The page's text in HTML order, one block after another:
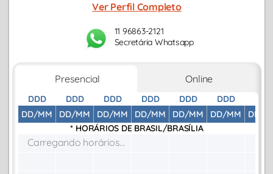
Ver Perfil Completo
11 96863-2121
Secretária Whatsapp
Presencial Online
DDD
DD/MM
DDD
DD/MM
DDD
DD/MM
DDD
DD/MM
DDD
DD/MM
DDD
DD/MM
DD/
* HORÁRIOS DE BRASIL/BRASÍLIA
Carregando horários...